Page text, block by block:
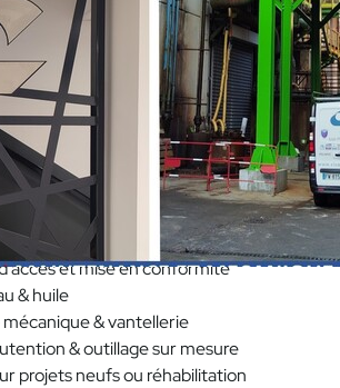
/ UIC, ISO 9001, EN 1090
démarche durable et responsable
sensibles, nous
les acteurs de l'énergie avec des
clés en main :
et mise en conformité
& huile
& vantellerie
& outillage sur mesure
projets neufs ou réhabilitation